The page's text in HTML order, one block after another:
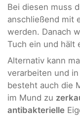
Bei diesen muss
anschließend mit
werden. Danach
Tuch ein und hält
Alternativ kann
verarbeiten und
besteht auch die
im Mund zu
antibakterielle